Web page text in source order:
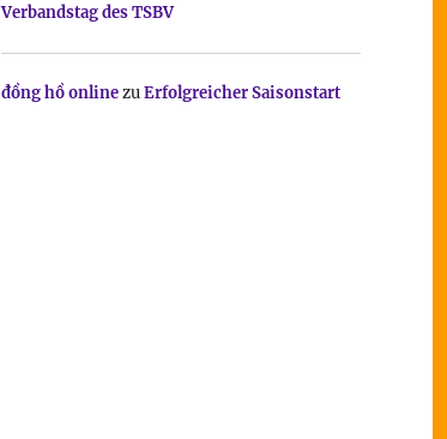
Verbandstag des TSBV
đồng hồ onlinezuErfolgreicher Saisonstart